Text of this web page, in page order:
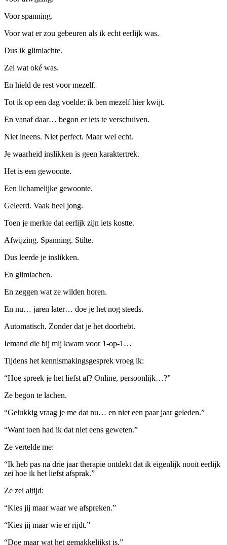
Voor spanning.
Voor wat er zou gebeuren als ik echt eerlijk was.
Dus ik glimlachte.
Zei wat oké was.
En hield de rest voor mezelf.
Tot ik op een dag voelde: ik ben mezelf hier kwijt.
En vanaf daar… begon er iets te verschuiven.
Niet ineens. Niet perfect. Maar wel echt.
Je waarheid inslikken is geen karaktertrek.
Het is een gewoonte.
Een lichamelijke gewoonte.
Geleerd. Vaak heel jong.
Toen je merkte dat eerlijk zijn iets kostte.
Afwijzing. Spanning. Stilte.
Dus leerde je inslikken.
En glimlachen.
En zeggen wat ze wilden horen.
En nu… jaren later… doe je het nog steeds.
Automatisch. Zonder dat je het doorhebt.
Iemand die bij mij kwam voor 1-op-1…
Tijdens het kennismakingsgesprek vroeg ik:
“Hoe spreek je het liefst af? Online, persoonlijk…?”
Ze begon te lachen.
“Gelukkig vraag je me dat nu… en niet een paar jaar geleden.”
“Want toen had ik dat niet eens geweten.”
Ze vertelde me:
“Ik heb pas na drie jaar therapie ontdekt dat ik eigenlijk nooit eerlijk
zei hoe ik het liefst afsprak.”
Ze zei altijd:
“Kies jij maar waar we afspreken.”
“Kies jij maar wie er rijdt.”
“Doe maar wat het gemakkelijkst is.”